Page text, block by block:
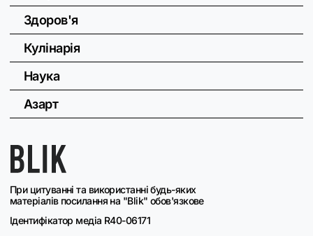
При цитуванні та використанні будь-яких
матеріалів посилання на "Blik" обов'язкове
Ідентифікатор медіа R40-06171
Здоров'я
Кулінарія
Наука
Азарт